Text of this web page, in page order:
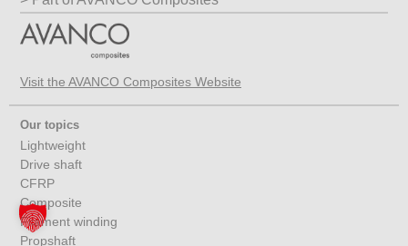
Visit the AVANCO Composites Website
Our topics
Lightweight
Drive shaft
CFRP
Composite
Filament winding
Propshaft